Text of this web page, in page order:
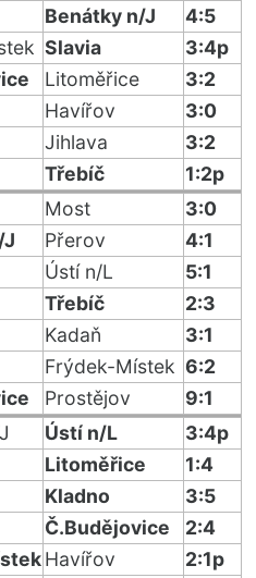
Benátky n/J
4:5
Slavia
3:4p
Litoměřice
3:2
Havířov
3:0
Jihlava
3:2
Třebíč
1:2p
Most
3:0
Přerov
4:1
Ústí n/L
5:1
Třebíč
2:3
Kadaň
3:1
Frýdek-Místek 6:2
Prostějov
9:1
Ústí n/L
3:4p
Litoměřice
1:4
Kladno
3:5
Č.Budějovice
2:4
Havířov
2:1p